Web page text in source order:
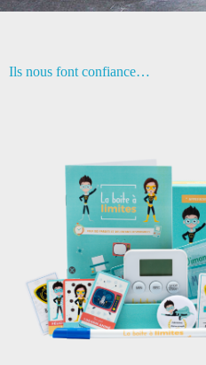
Ils nous font confiance…